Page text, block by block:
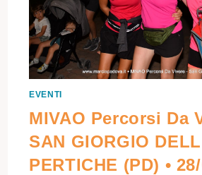
EVENTI
MIVAO Percorsi Da
SAN GIORGIO
PERTICHE (PD) •